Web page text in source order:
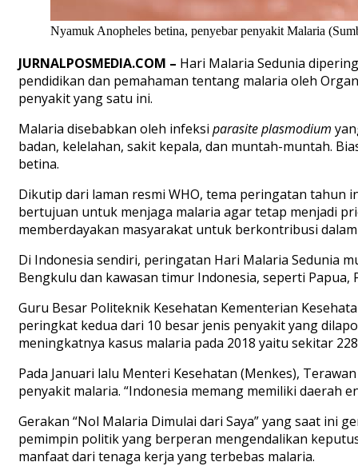
Nyamuk Anopheles betina, penyebar penyakit Malaria
JURNALPOSMEDIA.COM – Hari Malaria Sedunia
pendidikan dan pemahaman tentang malaria oleh
penyakit yang satu ini.
Malaria disebabkan oleh infeksi parasite plasmodium
badan, kelelahan, sakit kepala, dan muntah-muntah.
betina.
Dikutip dari laman resmi WHO, tema peringatan tahun
bertujuan untuk menjaga malaria agar tetap menjadi
memberdayakan masyarakat untuk berkontribusi
Di Indonesia sendiri, peringatan Hari Malaria Sedunia
Bengkulu dan kawasan timur Indonesia, seperti
Guru Besar Politeknik Kesehatan Kementerian
peringkat kedua dari 10 besar jenis penyakit yang
meningkatnya kasus malaria pada 2018 yaitu sekitar
Pada Januari lalu Menteri Kesehatan (Menkes),
penyakit malaria. “Indonesia memang memiliki daerah
Gerakan “Nol Malaria Dimulai dari Saya” yang saat ini
pemimpin politik yang berperan mengendalikan
manfaat dari tenaga kerja yang terbebas malaria.